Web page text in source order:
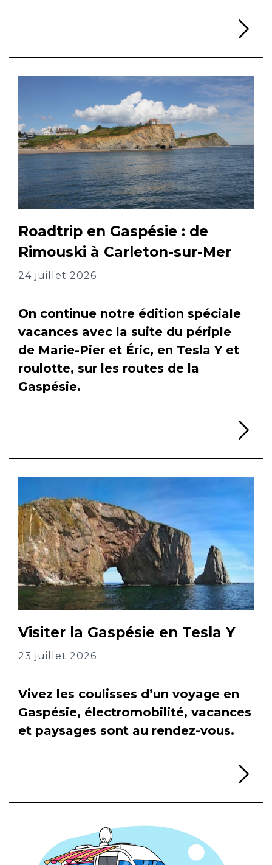
Roadtrip en Gaspésie : de
Rimouski à Carleton-sur-Mer
24 juillet 2026
On continue notre édition spéciale
vacances avec la suite du périple
de Marie-Pier et Éric, en Tesla Y et
roulotte, sur les routes de la
Gaspésie.
Visiter la Gaspésie en Tesla Y
23 juillet 2026
Vivez les coulisses d’un voyage en
Gaspésie, électromobilité, vacances
et paysages sont au rendez-vous.